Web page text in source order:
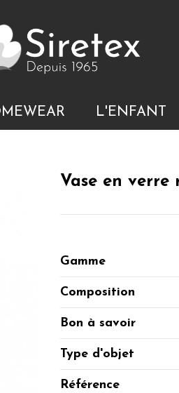
L'ENFANT
Vase en verre
Gamme
Composition
Bon à savoir
Type d'objet
Référence